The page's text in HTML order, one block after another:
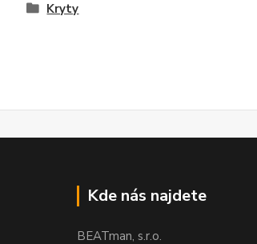
Kryty
Kde nás najdete
BEATman, s.r.o.